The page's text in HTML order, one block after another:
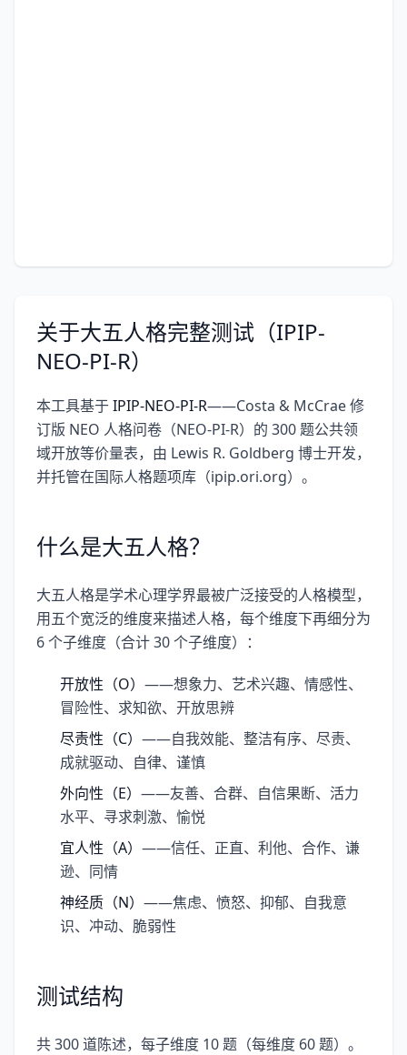
关于大五人格完整测试（IPIP-
NEO-PI-R）
本工具基于IPIP-NEO-PI-R——Costa & McCrae 修
订版 NEO 人格问卷（NEO-PI-R）的 300 题公共领
域开放等价量表，由 Lewis R. Goldberg 博士开发，
并托管在国际人格题项库（ipip.ori.org）。
什么是大五人格？
大五人格是学术心理学界最被广泛接受的人格模型，
用五个宽泛的维度来描述人格，每个维度下再细分为
6 个子维度（合计 30 个子维度）：
开放性（O） ——想象力、艺术兴趣、情感性、
冒险性、求知欲、开放思辨
尽责性（C） ——自我效能、整洁有序、尽责、
成就驱动、自律、谨慎
外向性（E） ——友善、合群、自信果断、活力
水平、寻求刺激、愉悦
宜人性（A） ——信任、正直、利他、合作、谦
逊、同情
神经质（N） ——焦虑、愤怒、抑郁、自我意
识、冲动、脆弱性
测试结构
共 300 道陈述，每子维度 10 题（每维度 60 题）。